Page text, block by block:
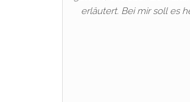
erläutert. Bei mir soll es